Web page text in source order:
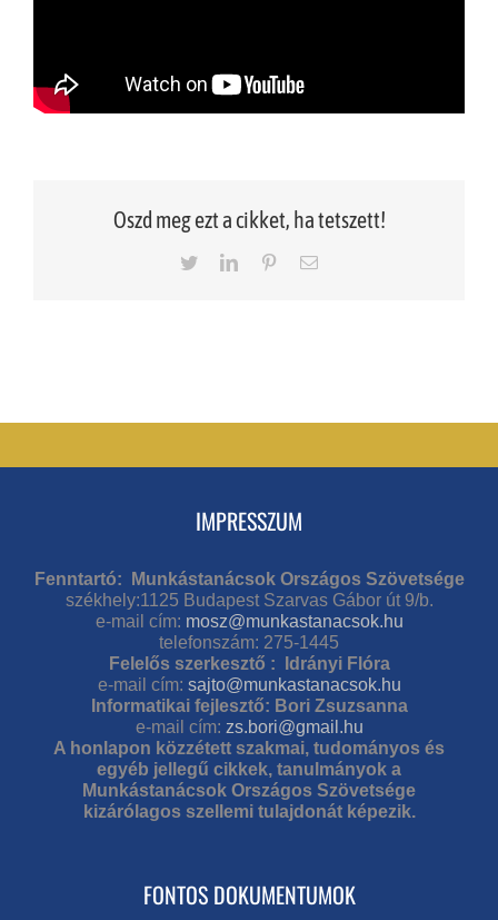
Oszd meg ezt a cikket, ha tetszett!
TwitterLinkedInPinterestEmail
IMPRESSZUM
Fenntartó: Munkástanácsok Országos Szövetsége
székhely:1125 Budapest Szarvas Gábor út 9/b.
e-mail cím: mosz@munkastanacsok.hu
telefonszám: 275-1445
Felelős szerkesztő : Idrányi Flóra
e-mail cím: sajto@munkastanacsok.hu
Informatikai fejlesztő: Bori Zsuzsanna
e-mail cím: zs.bori@gmail.hu
A honlapon közzétett szakmai, tudományos és
egyéb jellegű cikkek, tanulmányok a
Munkástanácsok Országos Szövetsége
kizárólagos szellemi tulajdonát képezik.
FONTOS DOKUMENTUMOK